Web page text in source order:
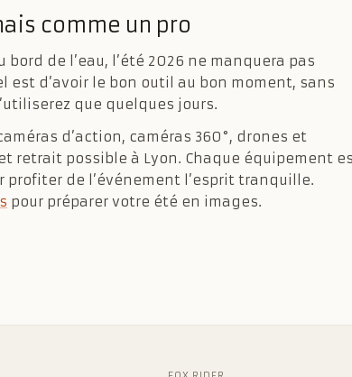
comme un pro
de l’eau, l’été 2026 ne manquera pas
est d’avoir le bon outil au bon moment, sans
que quelques jours.
d’action, caméras 360°, drones et
retrait possible à Lyon. Chaque équipement
de l’événement l’esprit tranquille.
pour préparer votre été en images.